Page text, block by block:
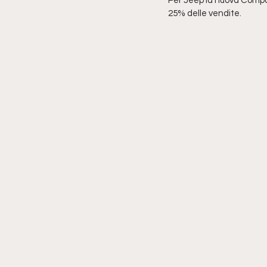
25% delle vendite.